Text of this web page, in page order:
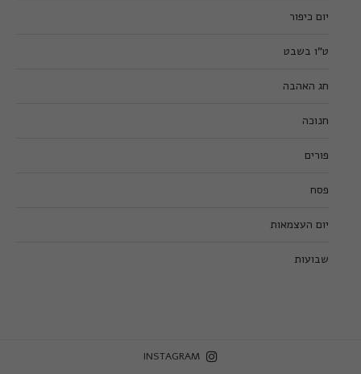
יום כיפור
ט”ו בשבט
חג האהבה
חנוכה
פורים
פסח
יום העצמאות
שבועות
INSTAGRAM